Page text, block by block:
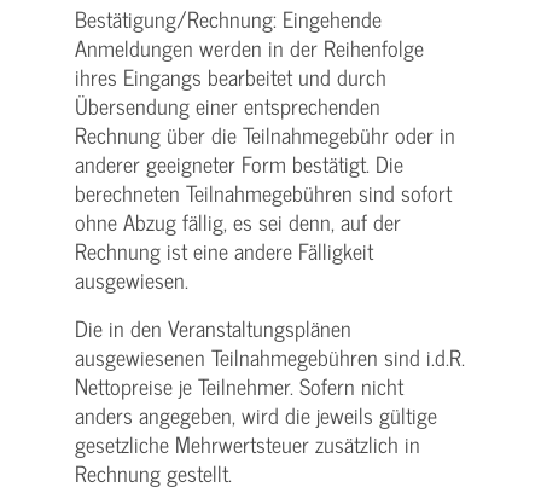
Bestätigung­/Rechnung: Eingehende
Anmeldungen werden in der Reihenfolge
ihres Eingangs bearbeitet und durch
Übersendung einer entsprechenden
Rechnung über die Teilnahmegebühr oder in
anderer geeigneter Form bestätigt. Die
berechneten Teilnahmegebühren sind sofort
ohne Abzug fällig, es sei denn, auf der
Rechnung ist eine andere Fälligkeit
ausgewiesen.
Die in den Veranstaltungsplänen
ausgewiesenen Teilnahmegebühren sind i.d.R.
Nettopreise je Teilnehmer. Sofern nicht
anders angegeben, wird die jeweils gültige
gesetzliche Mehrwertsteuer zusätzlich in
Rechnung gestellt.